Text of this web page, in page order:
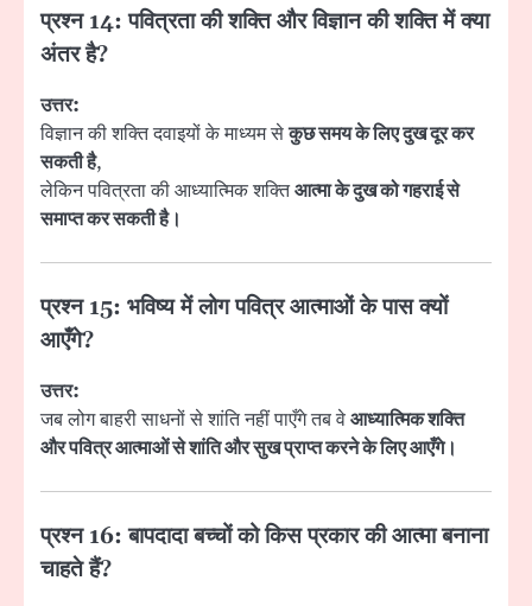
प्रश्न 14: पवित्रता की शक्ति और विज्ञान की शक्ति में क्या
अंतर है?
उत्तर:
विज्ञान की शक्ति दवाइयों के माध्यम सेकुछ समय के लिए दुख दूर कर
सकती है,
लेकिन पवित्रता की आध्यात्मिक शक्तिआत्मा के दुख को गहराई से
समाप्त कर सकती है।
प्रश्न 15: भविष्य में लोग पवित्र आत्माओं के पास क्यों
आएँगे?
उत्तर:
जब लोग बाहरी साधनों से शांति नहीं पाएँगे तब वेआध्यात्मिक शक्ति
और पवित्र आत्माओं से शांति और सुख प्राप्त करने के लिए आएँगे।
प्रश्न 16: बापदादा बच्चों को किस प्रकार की आत्मा बनाना
चाहते हैं?